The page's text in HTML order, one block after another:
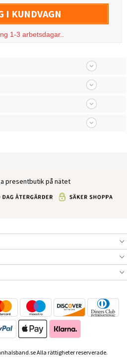
I KUNDVAGN
1-3 arbetsdagar..
presentbutik på nätet
Alla rättigheter reserverade.